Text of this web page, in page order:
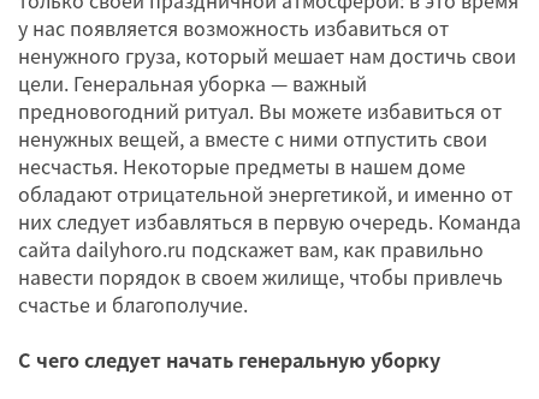
у нас появляется возможность избавиться от
ненужного груза, который мешает нам достичь свои
цели. Генеральная уборка — важный
предновогодний ритуал. Вы можете избавиться от
ненужных вещей, а вместе с ними отпустить свои
несчастья. Некоторые предметы в нашем доме
обладают отрицательной энергетикой, и именно от
них следует избавляться в первую очередь. Команда
сайта dailyhoro.ru подскажет вам, как правильно
навести порядок в своем жилище, чтобы привлечь
счастье и благополучие.
С чего следует начать генеральную уборку